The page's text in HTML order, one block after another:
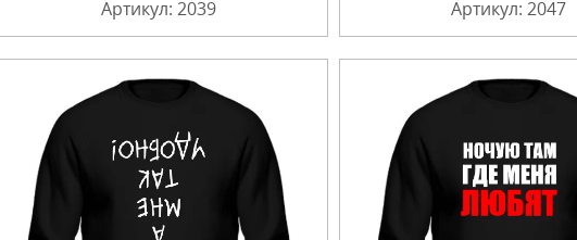
Артикул: 2039 Артикул: 2047